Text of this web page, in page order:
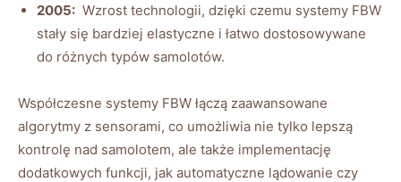
2005: ⁢ Wzrost technologii, dzięki ‍czemu ⁣systemy FBW
stały się bardziej elastyczne i ⁤łatwo dostosowywane
do różnych typów samolotów.
Współczesne systemy FBW łączą zaawansowane
algorytmy z sensorami, co⁢ umożliwia nie ​tylko ⁤lepszą​
kontrolę nad samolotem, ale także implementację
dodatkowych funkcji, jak automatyczne lądowanie czy